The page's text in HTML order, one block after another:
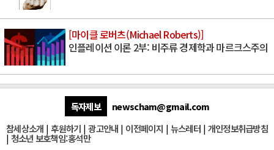
[마이클 로버츠(Michael Roberts)]
인플레이션 이론 2부: 비주류 경제학과 마르크스주의
독자제보
newscham@gmail.com
참세상소개 | 후원하기 |광고안내 | 이전페이지 | 뉴스레터| 개인정보취급방침
| 청소년 보호책임:홍석만